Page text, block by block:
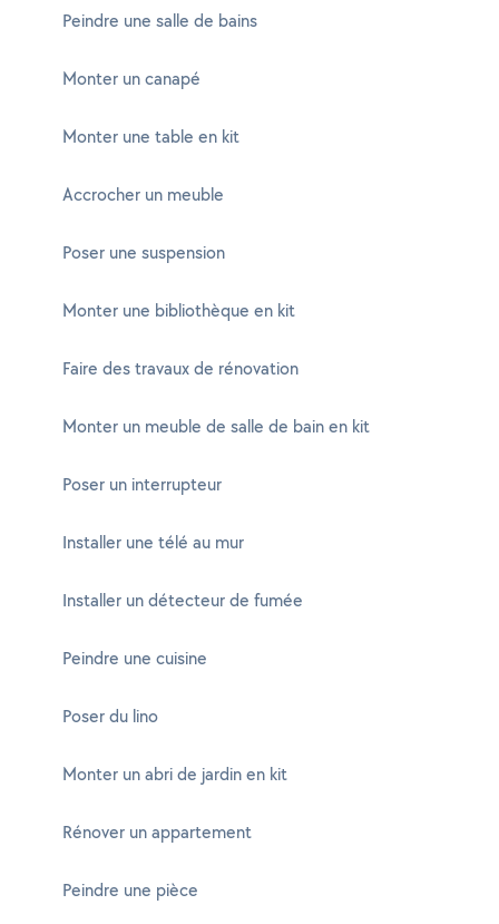
Peindre une salle de bains
Monter un canapé
Monter une table en kit
Accrocher un meuble
Poser une suspension
Monter une bibliothèque en kit
Faire des travaux de rénovation
Monter un meuble de salle de bain en kit
Poser un interrupteur
Installer une télé au mur
Installer un détecteur de fumée
Peindre une cuisine
Poser du lino
Monter un abri de jardin en kit
Rénover un appartement
Peindre une pièce